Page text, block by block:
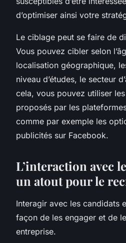
d’optimiser ainsi votre
Le ciblage peut se faire de
Vous pouvez cibler selon
localisation géographique,
niveau d’études, le secteur
cela, vous pouvez utiliser
proposés par les
comme par exemple les
publicités sur Facebook.
L’interaction avec
un atout pour le
Interagir avec les candidats
façon de les engager et de
entreprise.